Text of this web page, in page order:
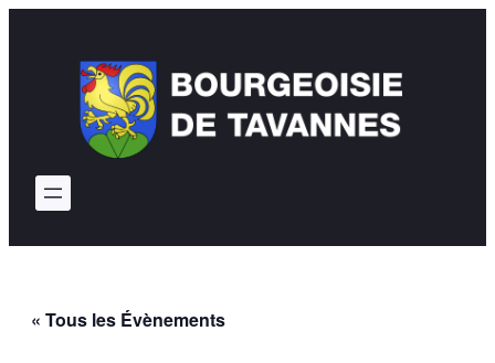
« Tous les Évènements